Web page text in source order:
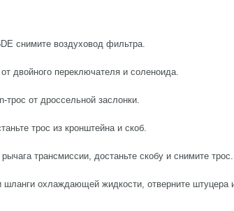
снимите воздуховод фильтра.
двойного переключателя и соленоида.
трос от дроссельной заслонки.
трос из кронштейна и скоб.
трансмиссии, достаньте скобу и снимите трос.
охлаждающей жидкости, отверните штуцера